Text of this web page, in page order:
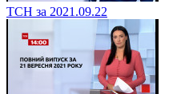
ТСН за 2021.09.22